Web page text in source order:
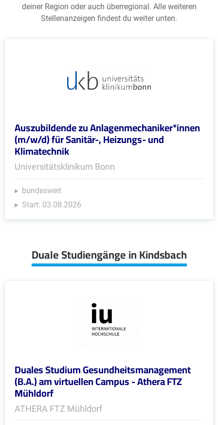
deiner Region oder auch überregional. Alle weiteren
Stellenanzeigen findest du weiter unten.
Auszubildende zu Anlagenmechaniker*innen
(m/w/d) für Sanitär-, Heizungs- und
Klimatechnik
Universitätsklinikum Bonn
bundesweit
Start: 03.08.2026
Duale Studiengänge in Kindsbach
Duales Studium Gesundheitsmanagement
(B.A.) am virtuellen Campus - Athera FTZ
Mühldorf
ATHERA FTZ Mühldorf